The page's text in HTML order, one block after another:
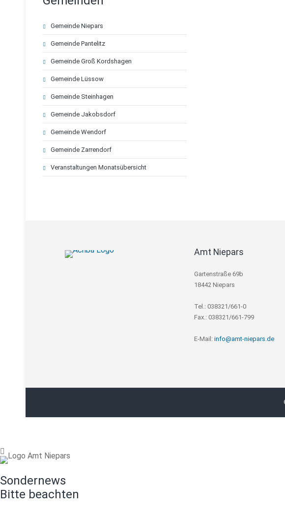
Navigation
überspringen
Gemeinde Niepars
Gemeinde Pantelitz
Gemeinde Groß Kordshagen
Gemeinde Lüssow
Gemeinde Steinhagen
Gemeinde Jakobsdorf
Gemeinde Wendorf
Gemeinde Zarrendorf
Veranstaltungen Monatsübersicht
Amt Niepars
Gartenstraße 69b
18442 Niepars
Tel.: 038321/661-0
Fax.: 038321/661-799
E-Mail: info@amt-niepars.de
Sondernews
Bitte beachten